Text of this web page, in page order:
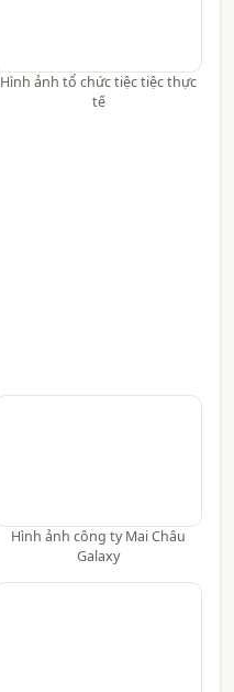
Hình ảnh tổ chức tiệc tiệc thực
tế
Hình ảnh công ty Mai Châu
Galaxy